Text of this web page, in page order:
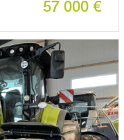
57 000 €